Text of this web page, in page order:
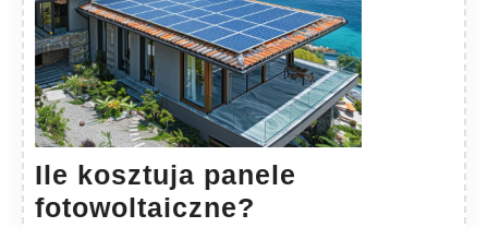
Ile kosztuja panele
fotowoltaiczne?